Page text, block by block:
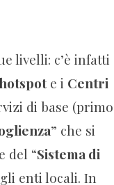
livelli: c’è infatti
hotspote i Centri
di base (primo
” che si
del “Sistema di
enti locali. In